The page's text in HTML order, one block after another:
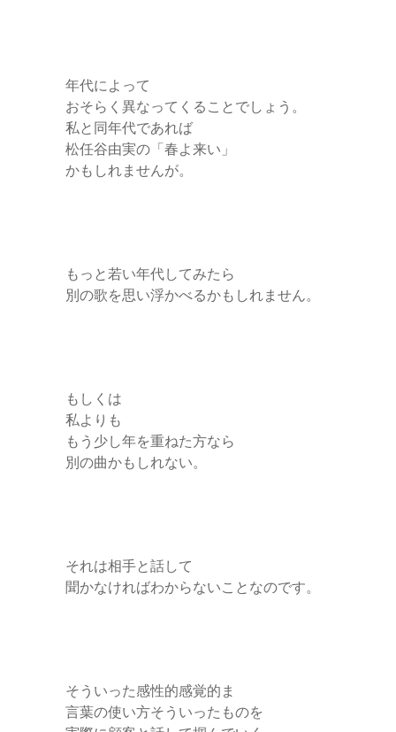
年代によって
おそらく異なってくることでしょう。
私と同年代であれば
松任谷由実の「春よ来い」
かもしれませんが。
もっと若い年代してみたら
別の歌を思い浮かべるかもしれません。
もしくは
私よりも
もう少し年を重ねた方なら
別の曲かもしれない。
それは相手と話して
聞かなければわからないことなのです。
そういった感性的感覚的ま
言葉の使い方そういったものを